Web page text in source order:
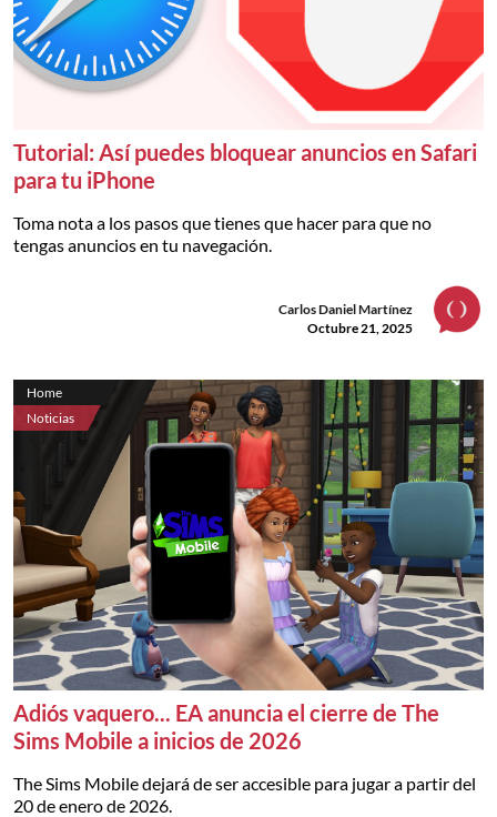
Tutorial: Así puedes bloquear anuncios en Safari
para tu iPhone
Toma nota a los pasos que tienes que hacer para que no
tengas anuncios en tu navegación.
Carlos Daniel Martínez
Octubre 21, 2025
Home
Noticias
Adiós vaquero... EA anuncia el cierre de The
Sims Mobile a inicios de 2026
The Sims Mobile dejará de ser accesible para jugar a partir del
20 de enero de 2026.